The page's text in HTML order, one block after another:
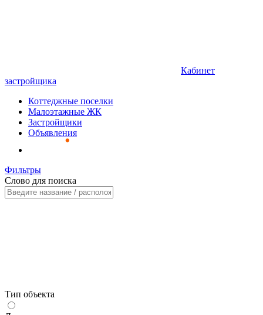
Кабинет
застройщика
Коттеджные поселки
Малоэтажные ЖК
Застройщики
Объявления
Фильтры
Слово для поиска
Тип объекта